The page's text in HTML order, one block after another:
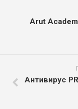
Arut
Антивирус